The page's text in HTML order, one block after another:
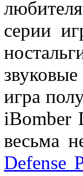
серии
игра
iBomber
весьма
Defense